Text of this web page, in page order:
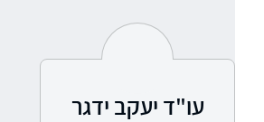
עו"ד יעקב ידגר